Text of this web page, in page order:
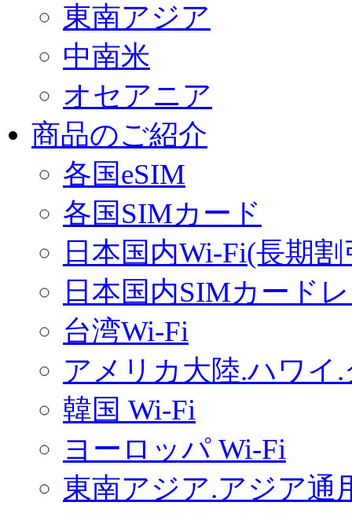
東南アジア
中南米
オセアニア
商品のご紹介
各国eSIM
各国SIMカード
日本国内Wi-Fi(長期
日本国内SIMカード
台湾Wi-Fi
アメリカ大陸.ハワイ
韓国 Wi-Fi
ヨーロッパ Wi-Fi
東南アジア.アジア通